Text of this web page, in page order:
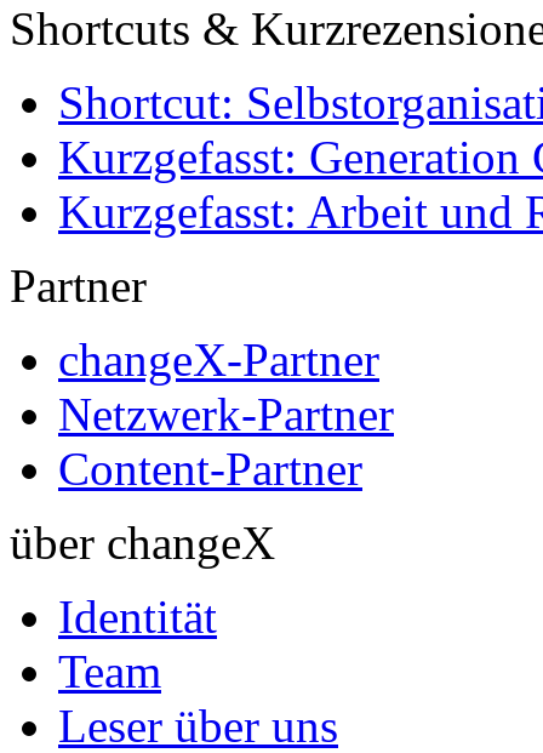
Shortcuts &
Shortcut:
Kurzgefasst: Generation
Kurzgefasst: Arbeit und
Partner
changeX-Partner
Netzwerk-Partner
Content-Partner
über changeX
Identität
Team
Leser über uns